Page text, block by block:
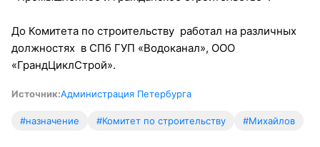
До Комитета по строительству работал на различных
должностях в СПб ГУП «Водоканал», ООО
«ГрандЦиклСтрой».
Источник:Администрация Петербурга
#назначение #Комитет по строительству #Михайлов